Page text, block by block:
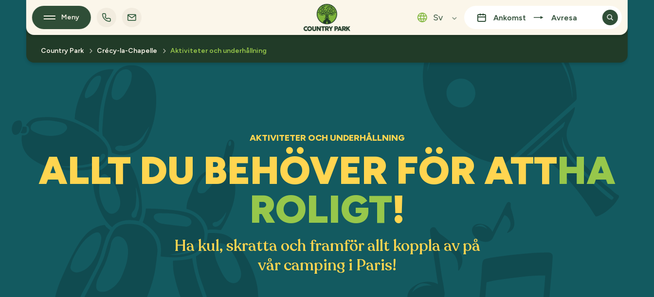
Meny Sv
Português
Ankomst Avresa
Country Park Crécy-la-Chapelle Aktiviteter och underhållning
AKTIVITETER OCH UNDERHÅLLNING
ALLT DU BEHÖVER FÖR ATTHA
ROLIGT!
Ha kul, skratta och framför allt koppla av på
vår camping i Paris!